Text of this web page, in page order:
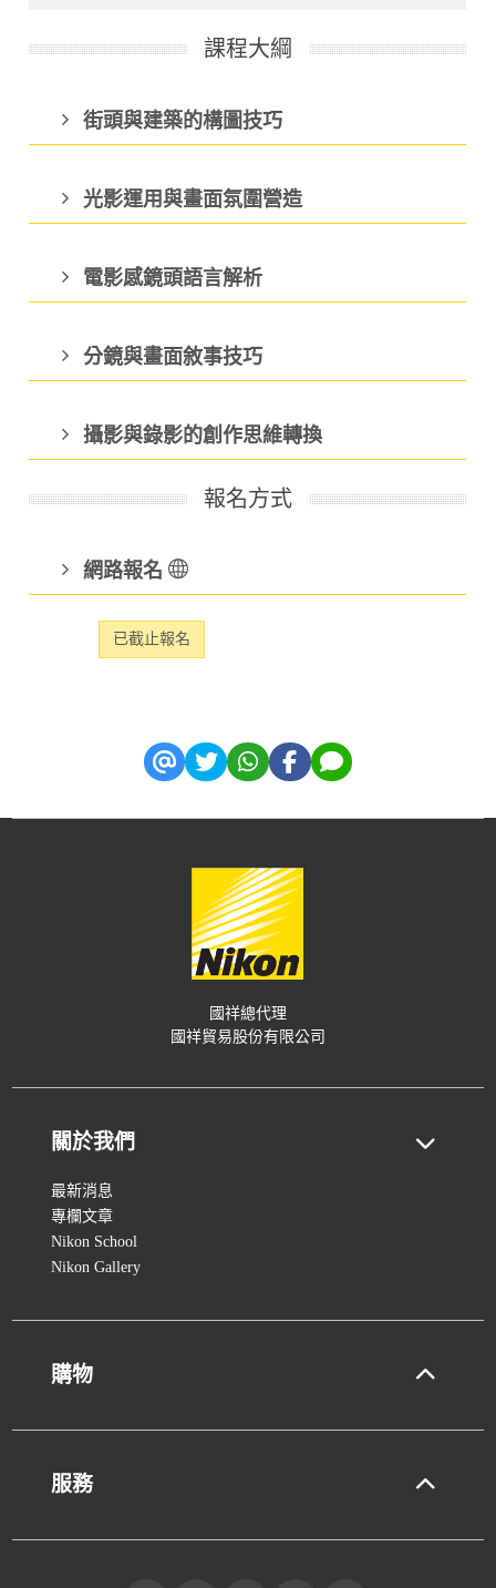
課程大綱
街頭與建築的構圖技巧
光影運用與畫面氛圍營造
電影感鏡頭語言解析
分鏡與畫面敘事技巧
攝影與錄影的創作思維轉換
報名方式
網路報名
已截止報名
國祥總代理
國祥貿易股份有限公司
關於我們
最新消息
專欄文章
Nikon School
Nikon Gallery
購物
服務